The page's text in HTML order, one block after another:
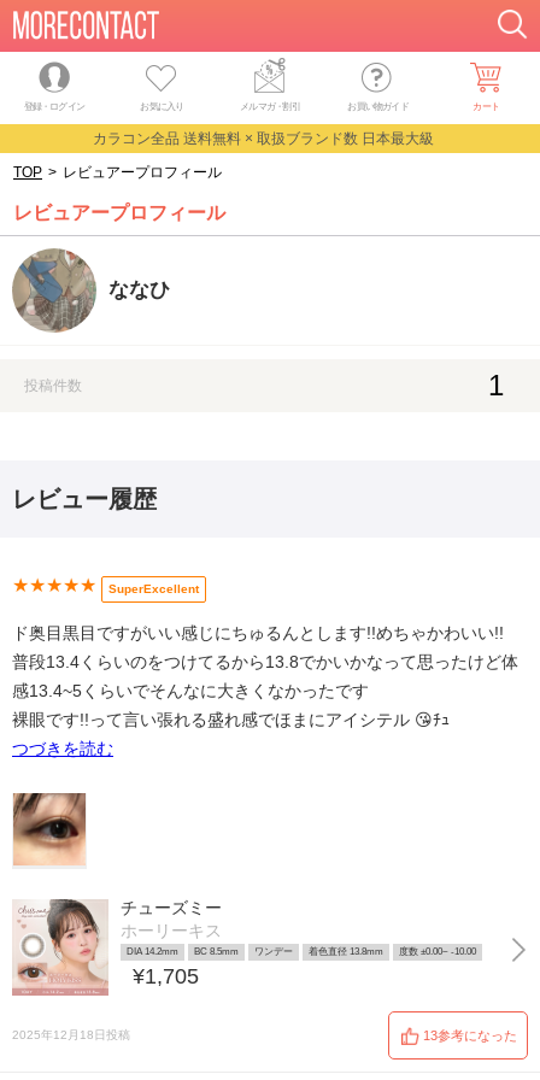
登録・ログイン お気に入り メルマガ・割引 お買い物ガイド カート
カラコン全品 送料無料 × 取扱ブランド数 日本最大級
TOP > レビュアープロフィール
レビュアープロフィール
ななひ
投稿件数 1
レビュー履歴
★★★★★ SuperExcellent
ド奥目黒目ですがいい感じにちゅるんとします!!めちゃかわいい!!
普段13.4くらいのをつけてるから13.8でかいかなって思ったけど体
感13.4~5くらいでそんなに大きくなかったです
裸眼です!!って言い張れる盛れ感でほまにアイシテル 😘ﾁｭ
つづきを読む
チューズミー
ホーリーキス
DIA 14.2mm BC 8.5mm ワンデー 着色直径 13.8mm 度数 ±0.00~ -10.00
¥1,705
2025年12月18日投稿 13参考になった